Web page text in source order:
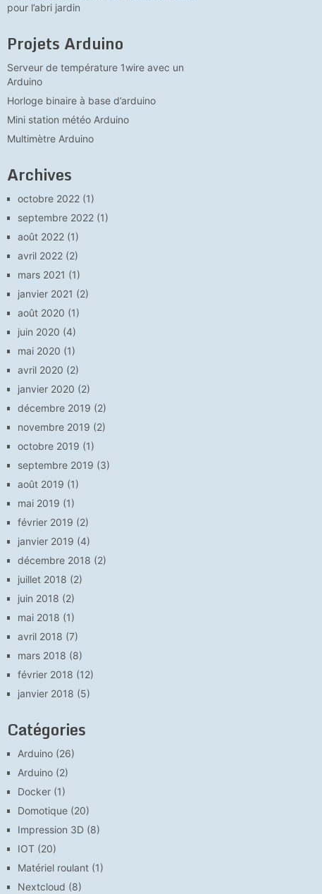
pour l’abri jardin
Projets Arduino
Serveur de température 1wire avec un
Arduino
Horloge binaire à base d’arduino
Mini station météo Arduino
Multimètre Arduino
Archives
octobre 2022 (1)
septembre 2022 (1)
août 2022 (1)
avril 2022 (2)
mars 2021 (1)
janvier 2021 (2)
août 2020 (1)
juin 2020 (4)
mai 2020 (1)
avril 2020 (2)
janvier 2020 (2)
décembre 2019 (2)
novembre 2019 (2)
octobre 2019 (1)
septembre 2019 (3)
août 2019 (1)
mai 2019 (1)
février 2019 (2)
janvier 2019 (4)
décembre 2018 (2)
juillet 2018 (2)
juin 2018 (2)
mai 2018 (1)
avril 2018 (7)
mars 2018 (8)
février 2018 (12)
janvier 2018 (5)
Catégories
Arduino (26)
Arduino (2)
Docker (1)
Domotique (20)
Impression 3D (8)
IOT (20)
Matériel roulant (1)
Nextcloud (8)